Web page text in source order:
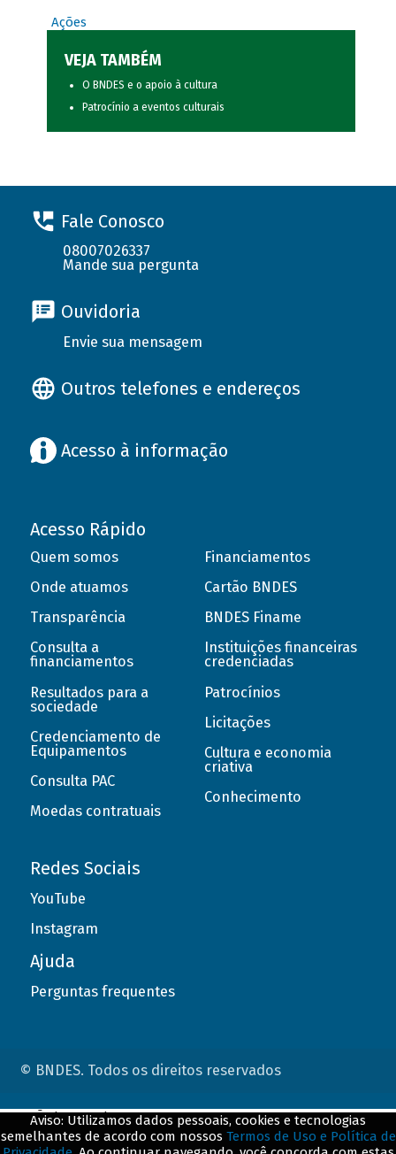
Ações
VEJA TAMBÉM
O BNDES e o apoio à cultura
Patrocínio a eventos culturais
Fale Conosco
08007026337
Mande sua pergunta
Ouvidoria
Envie sua mensagem
Outros telefones e endereços
Acesso à informação
Acesso Rápido
Quem somos
Onde atuamos
Transparência
Consulta a
financiamentos
Resultados para a
sociedade
Credenciamento de
Equipamentos
Consulta PAC
Moedas contratuais
Financiamentos
Cartão BNDES
BNDES Finame
Instituições financeiras
credenciadas
Patrocínios
Licitações
Cultura e economia
criativa
Conhecimento
Redes Sociais
YouTube
Instagram
Ajuda
Perguntas frequentes
© BNDES. Todos os direitos reservados
Aviso: Utilizamos dados pessoais, cookies e tecnologias
semelhantes de acordo com nossos Termos de Uso e Política de
ConteÃºdo complementar
${title}${badge}